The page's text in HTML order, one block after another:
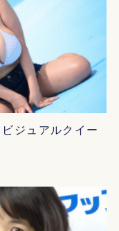
ジュアルクイー